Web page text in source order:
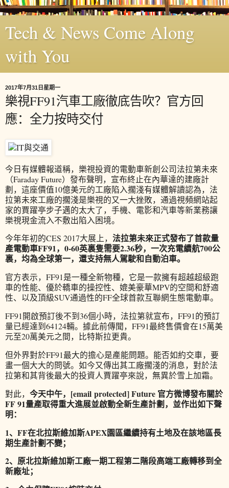
Tech & News Come Along
with You
2017年7月31日星期一
樂視FF91汽車工廠徹底告吹？官方回
應：全力按時交付
今日有媒體報道稱，樂視投資的電動車新創公司法拉第未來
（Faraday Future）發布聲明，宣布終止在內華達的建廠計
劃，這座價值10億美元的工廠陷入擱淺有媒體解讀認為，法
拉第未來工廠的擱淺是樂視的又一大挫敗，通過視頻網站起
家的賈躍亭步子邁的太大了，手機、電影和汽車等新業務讓
樂視現金流入不敷出陷入困境。
今年年初的CES 2017大展上， 法拉第未來正式發布了首款量
產電動車FF91，0-60英裏隻需要2.36秒，一次充電續航700公
裏，均為全球第一，還支持無人駕駛和自動泊車。
官方表示，FF91是一種全新物種，它是一款擁有超越超級跑
車的性能、優於轎車的操控性、媲美豪華MPV的空間和舒適
性、以及頂級SUV通過性的FF全球首款互聯網生態電動車。
FF91開啟預訂後不到36個小時，法拉第就宣布，FF91的預訂
量已經達到64124輛。據此前傳聞，FF91最終售價會在15萬美
元至20萬美元之間，比特斯拉更貴。
但外界對於FF91最大的擔心是產能問題。能否如約交車，要
畫一個大大的問號。如今又傳出其工廠擱淺的消息，對於法
拉第和其背後最大的投資人賈躍亭來說，無異於雪上加霜。
對此， 今天中午，[email protected] Future 官方微博發布關於
FF 91量產取得重大進展並啟動全新生產計劃，並作出如下聲
明：
1、FF在北拉斯維加斯APEX園區繼續持有土地及在該地區長
期生產計劃不變；
2、原北拉斯維加斯工廠一期工程第二階段高端工廠轉移到全
新廠址；